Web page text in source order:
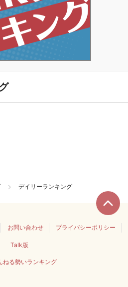
デイリーランキング
お問い合わせ プライバシーポリシー
Talk版
ねる勢いランキング